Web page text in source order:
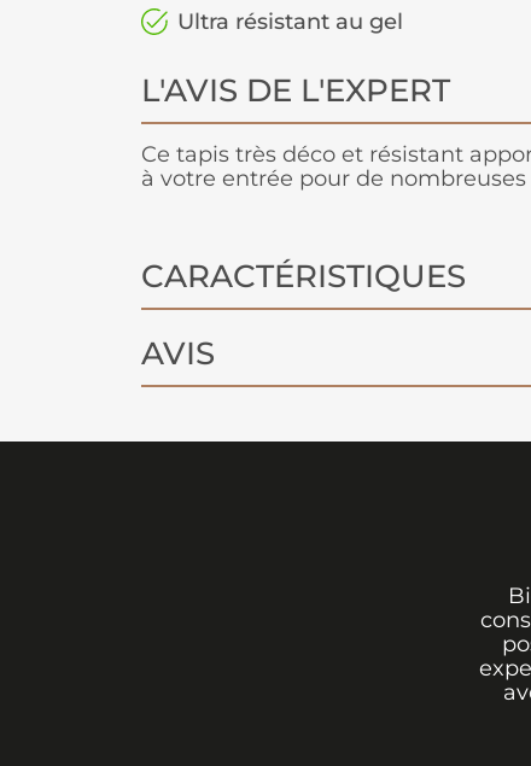
Ultra résistant au gel
L'AVIS DE L'EXPERT
Ce tapis très déco et résistant
à votre entrée pour de nombreuses
CARACTÉRISTIQUES
AVIS